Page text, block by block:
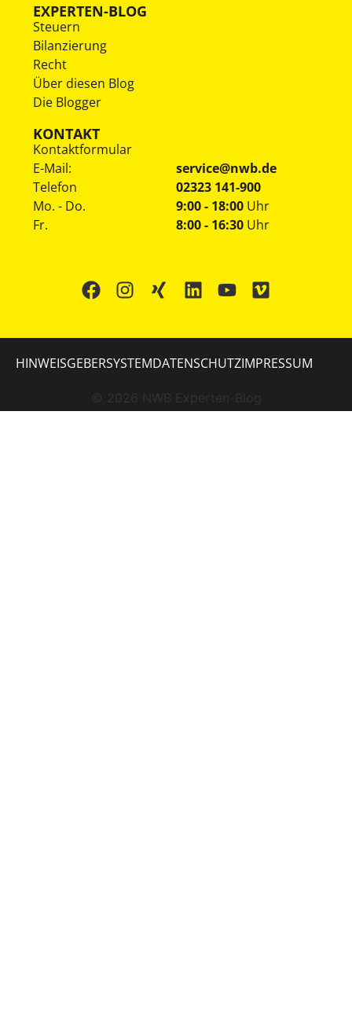
EXPERTEN-BLOG
Steuern
Bilanzierung
Recht
Über diesen Blog
Die Blogger
KONTAKT
Kontaktformular
E-Mail:
service@nwb.de
Telefon
02323 141-900
Mo. - Do.
Fr.
9:00 - 18:00 Uhr
8:00 - 16:30 Uhr
© 2026 NWB Experten-Blog
HINWEISGEBERSYSTEMDATENSCHUTZIMPRESSUM